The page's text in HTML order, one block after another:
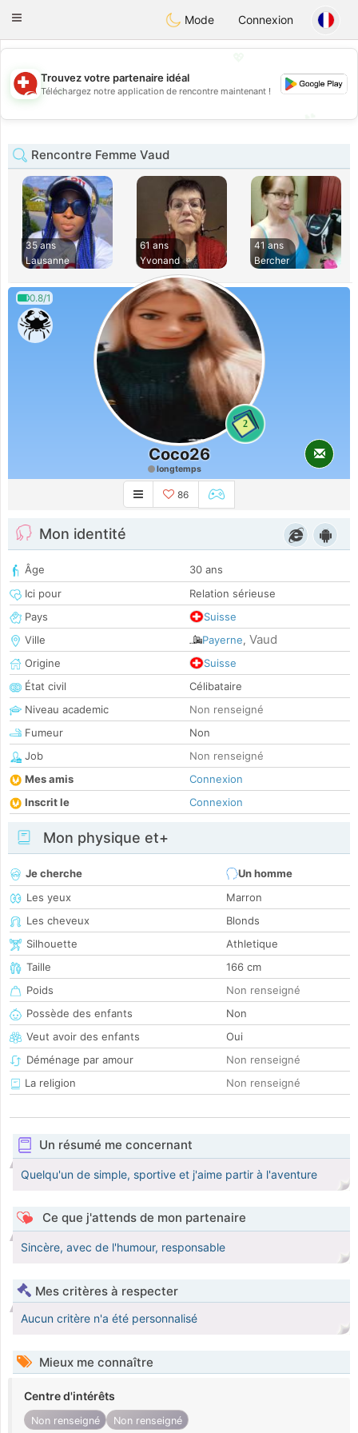
Suissi
Toggle
Mode Connexion
💖
💕
Trouvez votre partenaire idéal
Téléchargez notre application de rencontre maintenant !
Rencontre Femme Vaud
35 ans
Lausanne
61 ans
Yvonand
41 ans
Bercher
0.8/1
2
Coco26
longtemps
86
Mon identité
Âge
30 ans
Ici pour
Relation sérieuse
Pays
Suisse
Ville
Payerne, Vaud
Origine
Suisse
État civil
Célibataire
Niveau academic
Non renseigné
Fumeur
Non
Job
Non renseigné
Mes amis
Connexion
Inscrit le
Connexion
Mon physique et+
Je cherche
Un homme
Les yeux
Marron
Les cheveux
Blonds
Silhouette
Athletique
Taille
166 cm
Poids
Non renseigné
Possède des enfants
Non
Veut avoir des enfants
Oui
Déménage par amour
Non renseigné
La religion
Non renseigné
Un résumé me concernant
Quelqu'un de simple, sportive et j'aime partir à l'aventure
Ce que j'attends de mon partenaire
Sincère, avec de l'humour, responsable
Mes critères à respecter
Aucun critère n'a été personnalisé
Mieux me connaître
Centre d'intérêts
Non renseigné Non renseigné